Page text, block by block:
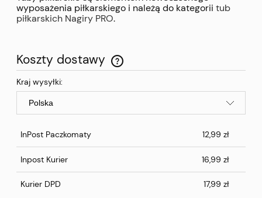
wyposażenia piłkarskiego i należą do kategorii tub
piłkarskich Nagiry PRO.
Koszty dostawy
Cena nie zawiera ewentualnych kosztów płatności
Kraj wysyłki:
InPost Paczkomaty 12,99 zł
Inpost Kurier 16,99 zł
Kurier DPD 17,99 zł